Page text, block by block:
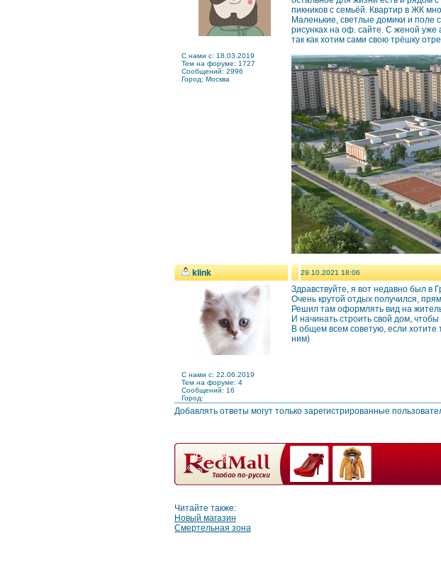
C нами с: 18.03.2019
Тем на форуме: 1727
Сообщений: 2996
Город: Москва
пикников с семьёй. Квартир в ЖК
Маленькие, светлые домики и поле
рисунках на оф. сайте. С женой уже
так как хотим сами свою трёшку
klink 29.10.2021 18:06
C нами с: 22.06.2019
Тем на форуме: 4
Сообщений: 16
Город:
Здравствуйте, я вот недавно был в
Очень крутой отдых получился,
Решил там оформлять вид на
И начинать строить свой дом,
В общем всем советую, если хотите
ним)
Добавлять ответы могут только зарегистрированные
Читайте также:
Новый магазин
Смертельная зона